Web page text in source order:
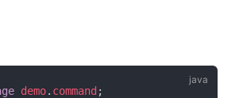
demo. command ;